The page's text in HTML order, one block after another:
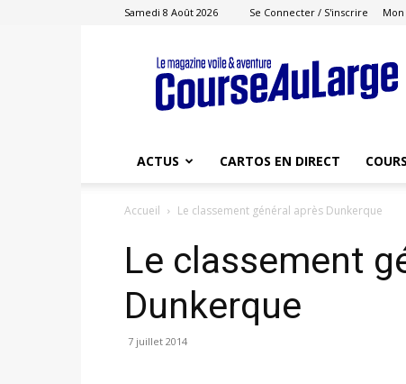
Samedi 8 Août 2026 Se Connecter / S'inscrire
Course
au
Large
ACTUS CARTOS EN DIRECT
Accueil Le classement général après Dunkerque
Le classement
Dunkerque
7 juillet 2014